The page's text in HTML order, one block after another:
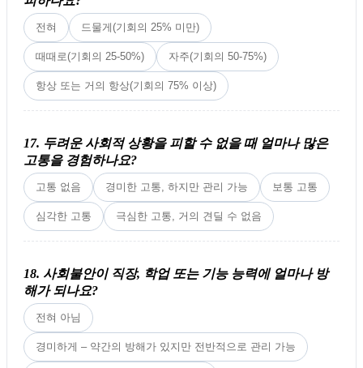
전혀 드물게(기회의 25% 미만)
때때로(기회의 25-50%) 자주(기회의 50-75%)
항상 또는 거의 항상(기회의 75% 이상)
17. 두려운 사회적 상황을 피할 수 없을 때 얼마나 많은
고통을 경험하나요?
고통 없음 경미한 고통, 하지만 관리 가능 보통 고통
심각한 고통 극심한 고통, 거의 견딜 수 없음
18. 사회불안이 직장, 학업 또는 기능 능력에 얼마나 방
해가 되나요?
전혀 아님
경미하게 – 약간의 방해가 있지만 전반적으로 관리 가능